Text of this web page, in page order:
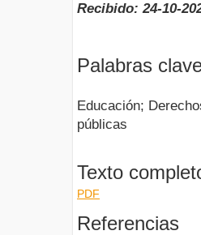
Recibido: 24-10-
Palabras
Educación;
públicas
Texto
PDF
Referencias